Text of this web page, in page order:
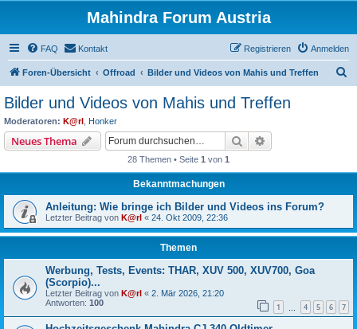
Mahindra Forum Austria
FAQ Kontakt Anmelden
Registrieren
Foren-Übersicht Offroad Bilder und Videos von Mahis und Treffen
Bilder und Videos von Mahis und Treffen
Moderatoren: K@rl Honker
Neues Thema Suche
28 Themen • Seite 1 von 1
Bekanntmachungen
Anleitung: Wie bringe ich Bilder und Videos ins Forum?
Letzter Beitrag von K@rl « 24. Okt 2009, 22:36
Themen
Werbung, Tests, Events: THAR, XUV 500, XUV700, Goa
(Scorpio)...
Letzter Beitrag von K@rl « 2. Mär 2026, 21:20
Antworten: 100 1 4 5 6 7